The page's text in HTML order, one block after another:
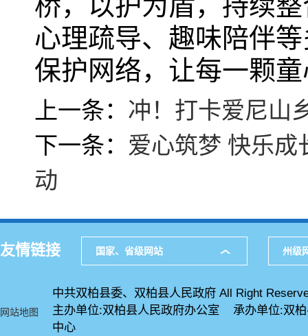
心理疏导、趣味陪伴
保护网络，让每一颗
上一条： 冲！打卡爱尼山
下一条： 爱心筑梦 快乐
动
友情链接 国家、省级网站 州级
网站地图
中共双柏县委、双柏县人民政府 All Right
主办单位:双柏县人民政府办公室 承办单位:双
中心